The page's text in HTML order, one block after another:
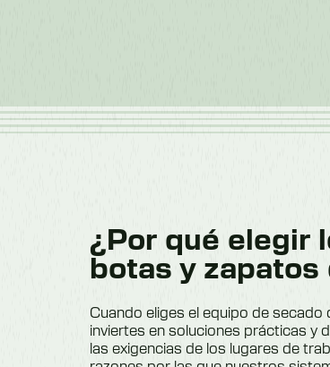
¿Por qué elegir
botas y zapatos
Cuando eliges el equipo de
inviertes en soluciones prácticas y
las exigencias de los lugares de